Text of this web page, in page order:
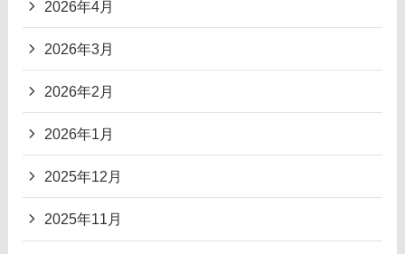
2026年4月
2026年3月
2026年2月
2026年1月
2025年12月
2025年11月